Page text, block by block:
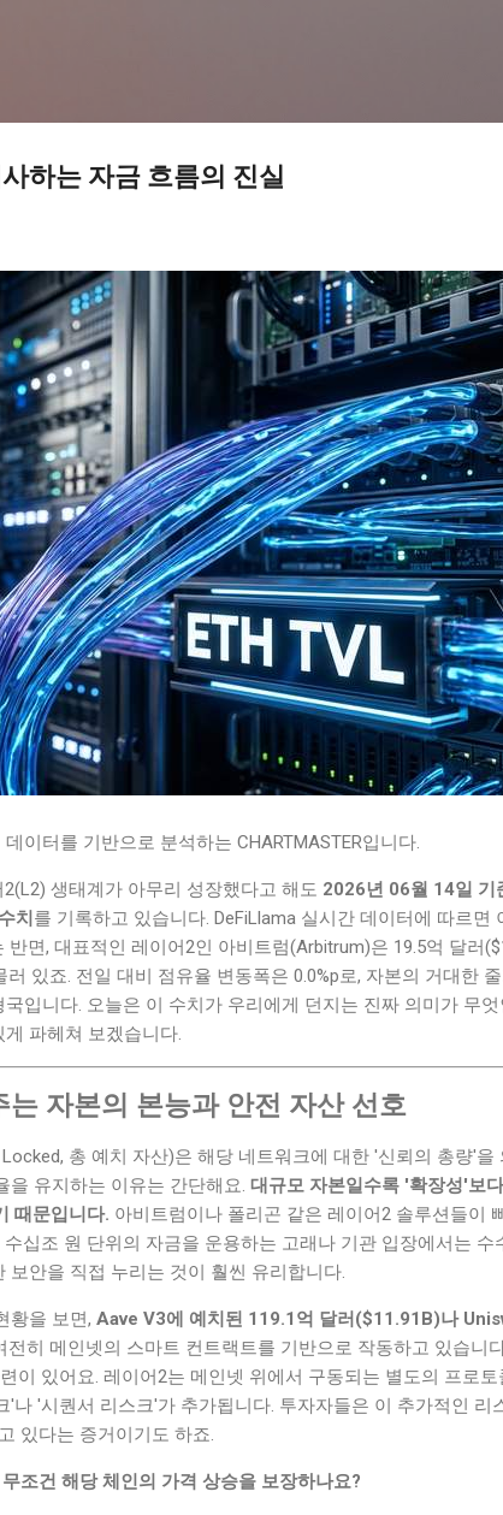
하는 자금 흐름의 진실
이터를 기반으로 분석하는 CHARTMASTER입니다.
생태계가 아무리 성장했다고 해도 2026년 06월 14일 기
치 를 기록하고 있습니다. DeFiLlama 실시간 데이터에 따르면
반면, 대표적인 레이어2인 아비트럼(Arbitrum)은 19.5억 달러
러 있죠. 전일 대비 점유율 변동폭은 0.0%p로, 자본의 거대한
입니다. 오늘은 이 수치가 우리에게 던지는 진짜 의미가 무
파헤쳐 보겠습니다.
자본의 본능과 안전 자산 선호
총 예치 자산)은 해당 네트워크에 대한 '신뢰의 총량'을
을 유지하는 이유는 간단해요. 대규모 자본일수록 '확장성'보
때문입니다. 아비트럼이나 폴리곤 같은 레이어2 솔루션들이
십조 원 단위의 자금을 운용하는 고래나 기관 입장에서는 수
보안을 직접 누리는 것이 훨씬 유리합니다.
황을 보면, Aave V3에 예치된 119.1억 달러($11.91B)나
전히 메인넷의 스마트 컨트랙트를 기반으로 작동하고 있습니
이 있어요. 레이어2는 메인넷 위에서 구동되는 별도의 프로
'나 '시퀀서 리스크'가 추가됩니다. 투자자들은 이 추가적인 리
있다는 증거이기도 하죠.
조건 해당 체인의 가격 상승을 보장하나요?